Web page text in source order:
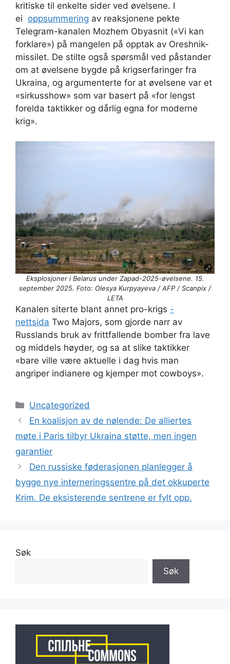
kritiske til enkelte sider ved øvelsene. I
ei oppsummering av reaksjonene pekte
Telegram-kanalen Mozhem Obyasnit («Vi kan
forklare») på mangelen på opptak av Oreshnik-
missilet. De stilte også spørsmål ved påstander
om at øvelsene bygde på krigserfaringer fra
Ukraina, og argumenterte for at øvelsene var et
«sirkusshow» som var basert på «for lengst
forelda taktikker og dårlig egna for moderne
krig».
Eksplosjoner i Belarus under Zapad-2025-øvelsene. 15.
september 2025. Foto: Olesya Kurpyayeva / AFP / Scanpix /
LETA
Kanalen siterte blant annet pro-krigs -
nettsida Two Majors, som gjorde narr av
Russlands bruk av frittfallende bomber fra lave
og middels høyder, og sa at slike taktikker
«bare ville være aktuelle i dag hvis man
angriper indianere og kjemper mot cowboys».
Kategorier
Uncategorized
En koalisjon av de nølende: De alliertes
møte i Paris tilbyr Ukraina støtte, men ingen
garantier
Den russiske føderasjonen planlegger å
bygge nye interneringssentre på det okkuperte
Krim. De eksisterende sentrene er fylt opp.
Søk
Søk